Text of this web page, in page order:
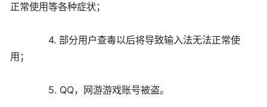
正常使用等各种症状；
4. 部分用户查毒以后将导致输入法无法正常使
用；
5. QQ，网游游戏账号被盗。